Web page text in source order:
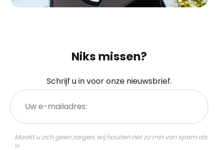
Niks missen?
Schrijf u in voor onze nieuwsbrief.
Uw
e-
mailadres:
Maakt u zich geen zorgen, wij houden net zo min van spam als
u.